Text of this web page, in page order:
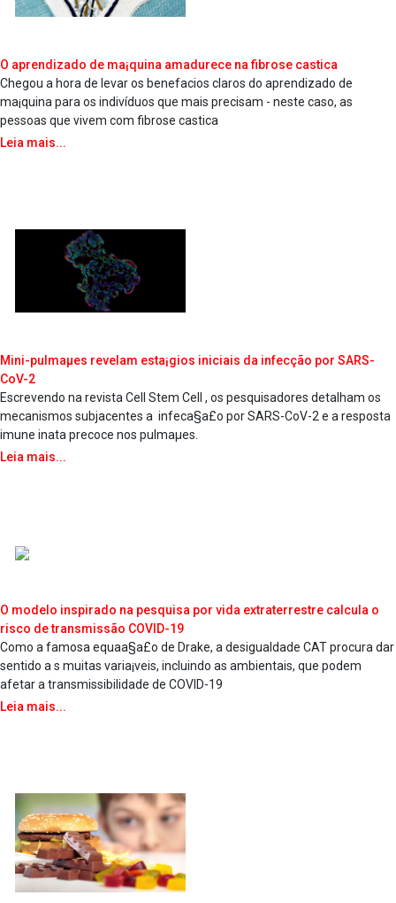
O aprendizado de ma¡quina amadurece na fibrose ca­stica
Chegou a hora de levar os benefa­cios claros do aprendizado de
ma¡quina para os indivíduos que mais precisam - neste caso, as
pessoas que vivem com fibrose ca­stica
Leia mais...
Mini-pulmaµes revelam esta¡gios iniciais da infecção por SARS-
CoV-2
Escrevendo na revista Cell Stem Cell , os pesquisadores detalham os
mecanismos subjacentes a infeca§a£o por SARS-CoV-2 e a resposta
imune inata precoce nos pulmaµes.
Leia mais...
O modelo inspirado na pesquisa por vida extraterrestre calcula o
risco de transmissão COVID-19
Como a famosa equaa§a£o de Drake, a desigualdade CAT procura dar
sentido a s muitas varia¡veis, incluindo as ambientais, que podem
afetar a transmissibilidade de COVID-19
Leia mais...